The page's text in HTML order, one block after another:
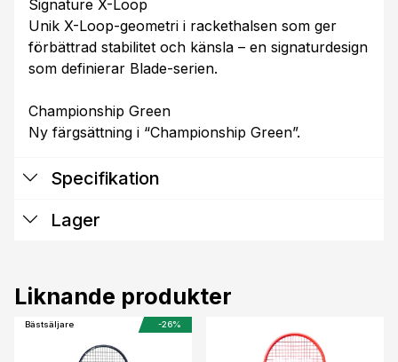
Signature X-Loop
Unik X-Loop-geometri i rackethalsen som ger
förbättrad stabilitet och känsla – en signaturdesign
som definierar Blade-serien.
Championship Green
Ny färgsättning i “Championship Green”.
Specifikation
Lager
Liknande produkter
Bästsäljare -26%